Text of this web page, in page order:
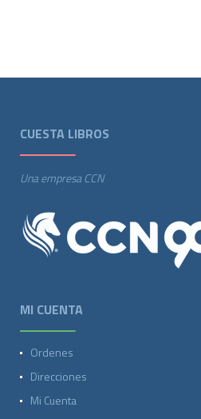
CUESTA LIBROS
Una empresa CCN
MI CUENTA
Ordenes
Direcciones
Mi Cuenta